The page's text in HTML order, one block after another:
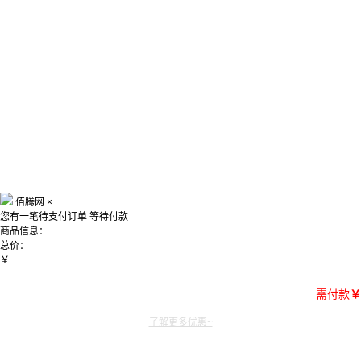
佰腾网 ×
您有一笔待支付订单 等待付款
商品信息：
总价：
￥
需付款￥
了解更多优惠~